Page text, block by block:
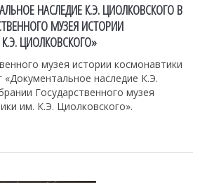
НАСЛЕДИЕ К.Э. ЦИОЛКОВСКОГО В
МУЗЕЯ ИСТОРИИ
ЦИОЛКОВСКОГО»
музея истории космонавтики
«Документальное наследие К.Э.
Государственного музея
им. К.Э. Циолковского».